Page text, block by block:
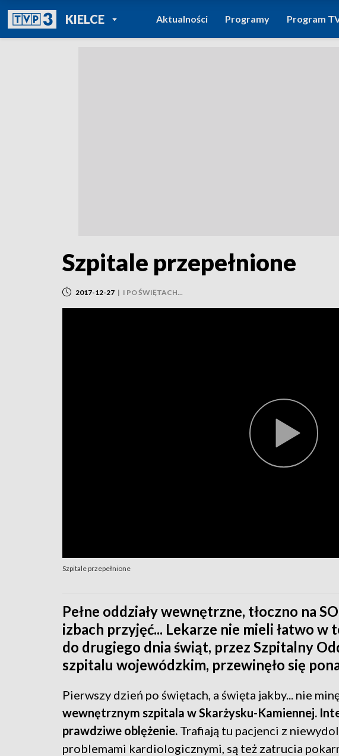
KIELCEPOWRÓT DO
TVP REGIONY
Aktualności Programy Program
Szpitale przepełnione
2017-12-27 | I PO ŚWIĘTACH...
Szpitale przepełnione
Pełne oddziały wewnętrzne, tłoczno na
izbach przyjęć... Lekarze nie mieli łatwo
do drugiego dnia świąt, przez Szpitalny
szpitalu wojewódzkim, przewinęło się
Pierwszy dzień po świętach, a święta jakby... nie
wewnętrznym szpitala w Skarżysku-Kamiennej.
prawdziwe oblężenie. Trafiają tu pacjenci z
problemami kardiologicznymi, są też zatrucia